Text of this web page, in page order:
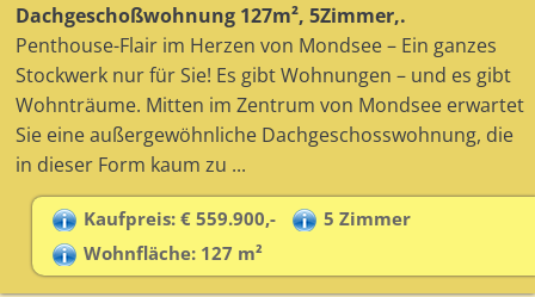
Dachgeschoßwohnung 127m², 5Zimmer,.
Penthouse-Flair im Herzen von Mondsee – Ein ganzes
Stockwerk nur für Sie! Es gibt Wohnungen – und es gibt
Wohnträume. Mitten im Zentrum von Mondsee erwartet
Sie eine außergewöhnliche Dachgeschosswohnung, die
in dieser Form kaum zu ...
Kaufpreis: € 559.900,-
5 Zimmer
Wohnfläche: 127 m²